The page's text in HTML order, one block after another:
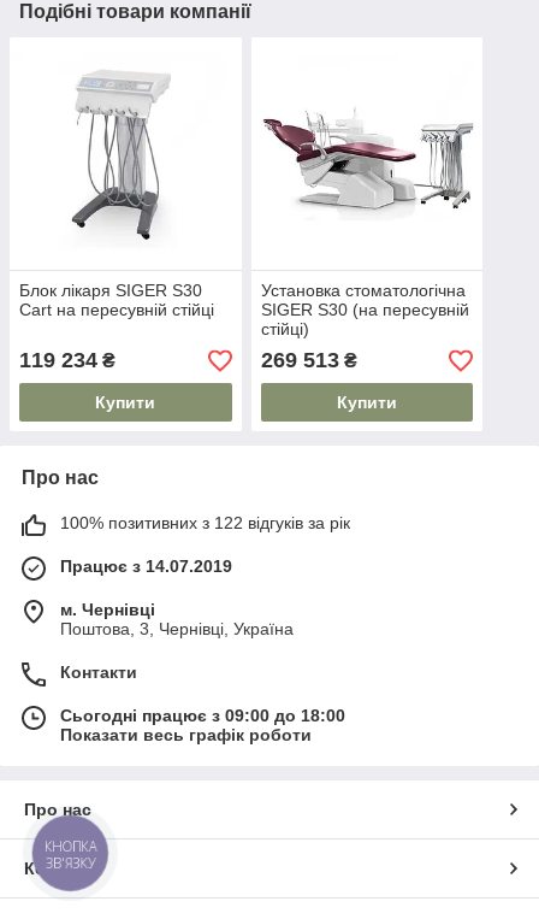
Подібні товари компанії
Блок лікаря SIGER S30
Cart на пересувній стійці
119 234 ₴
Купити
Установка стоматологічна
SIGER S30 (на пересувній
стійці)
269 513₴
Купити
Про нас
100% позитивних з 122 відгуків за рік
Працює з 14.07.2019
м. Чернівці
Поштова, 3, Чернівці, Україна
Контакти
Сьогодні працює з 09:00 до 18:00
Показати весь графік роботи
Про нас
Контакти
КНОПКА
ЗВ'ЯЗКУ